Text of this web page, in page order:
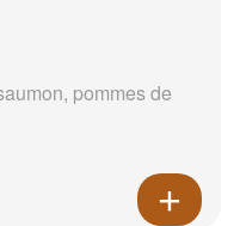
pommes de